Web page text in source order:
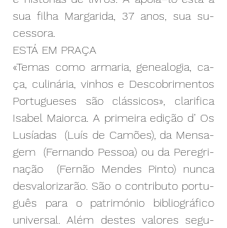
sua fi­lha Mar­ga­ri­da, 37 anos, sua su­
ces­so­ra.
ES­TÁ EM PRA­ÇA
«Te­mas co­mo ar­ma­ria, ge­nea­lo­gia, ca­
ça, cu­li­ná­ria, vi­nhos e Des­co­bri­men­tos
Por­tu­gue­ses são clás­si­cos», cla­ri­fi­ca
Isa­bel Maior­ca. A pri­mei­ra edi­ção d’ Os
Lu­sía­das  (Luís de Ca­mões), da Men­sa­
gem  (Fer­nan­do Pes­soa) ou da Pe­re­gri­
na­ção  (Fer­não Men­des Pin­to) nun­ca
des­va­lo­ri­za­rão. São o con­tri­bu­to por­tu­
guês pa­ra o pa­tri­mó­nio bi­blio­grá­fi­co
uni­ver­sal. Além des­tes va­lo­res se­gu­